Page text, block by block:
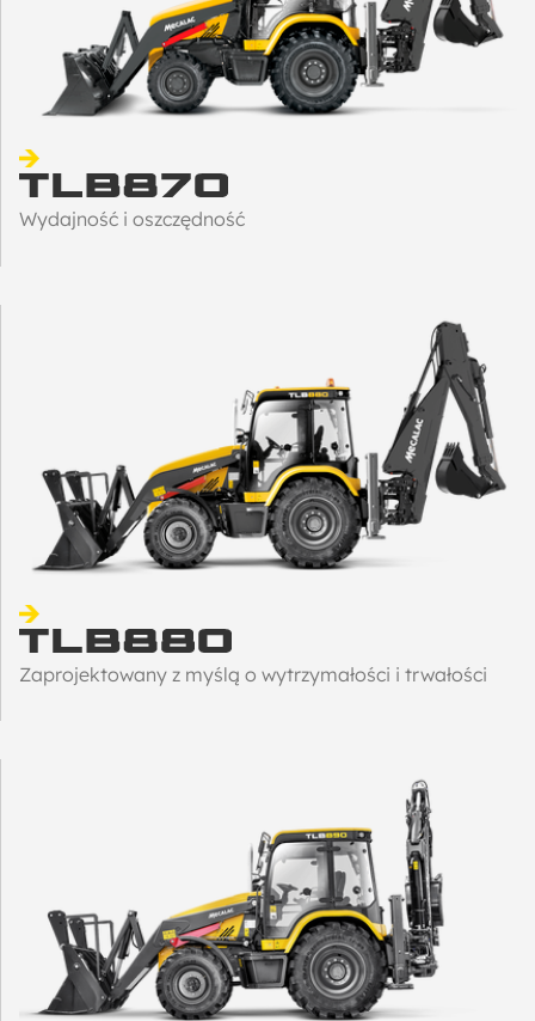
Wydajność i oszczędność
Zaprojektowany z myślą o wytrzymałości i trwałości